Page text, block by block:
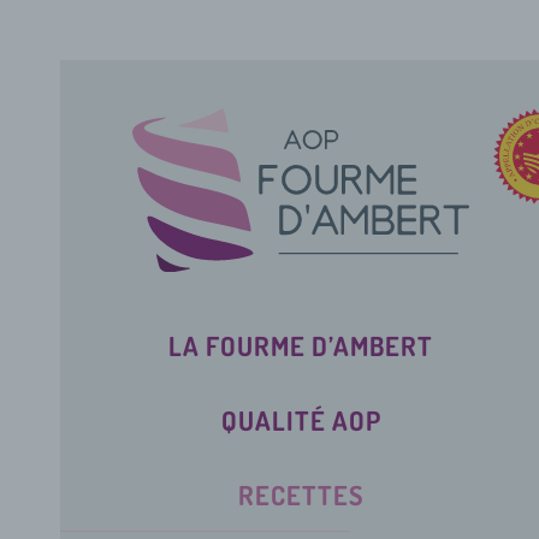
LA FOURME D’AMBERT
QUALITÉ AOP
RECETTES